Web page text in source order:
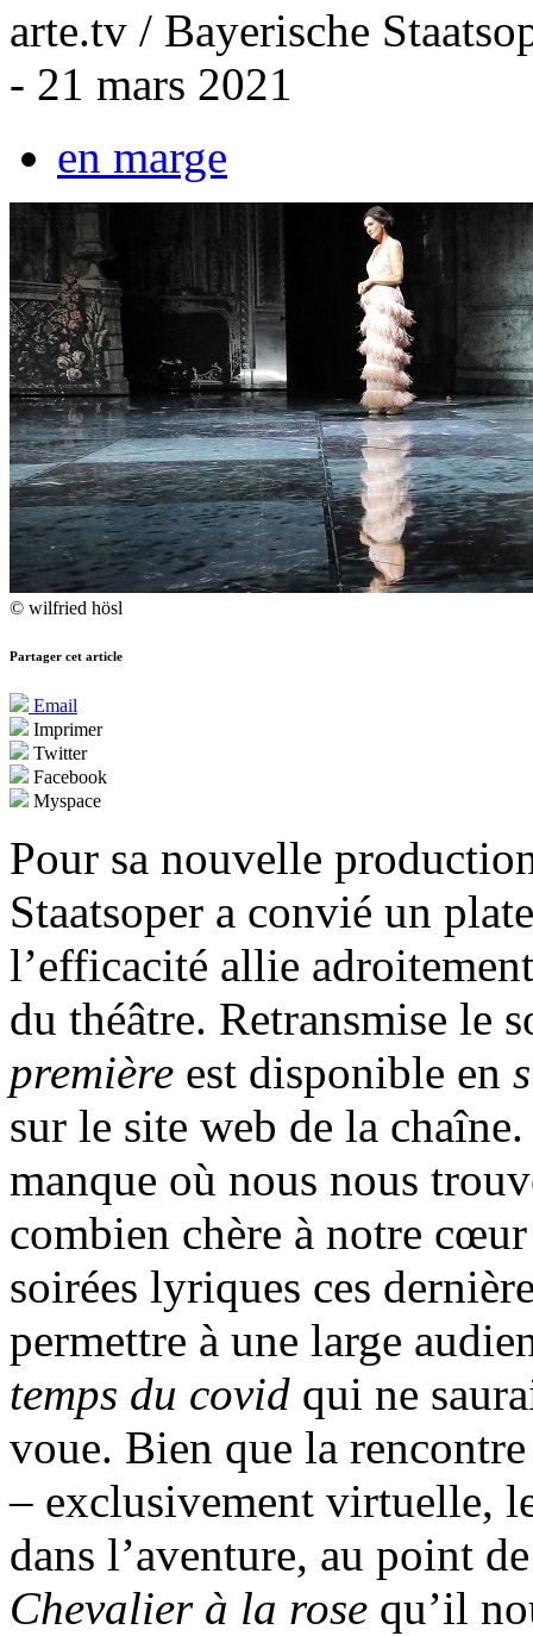
arte.tv / Bayerische
- 21 mars 2021
en marge
© wilfried hösl
Partager cet article
Email
Imprimer
Twitter
Facebook
Myspace
Pour sa nouvelle
Staatsoper a convié un
l’efficacité allie
du théâtre. Retransmise le
première est disponible en
sur le site web de la
manque où nous nous
combien chère à notre
soirées lyriques ces
permettre à une large
temps du covid qui ne
voue. Bien que la
– exclusivement virtuelle,
dans l’aventure, au point
Chevalier à la rose qu’il